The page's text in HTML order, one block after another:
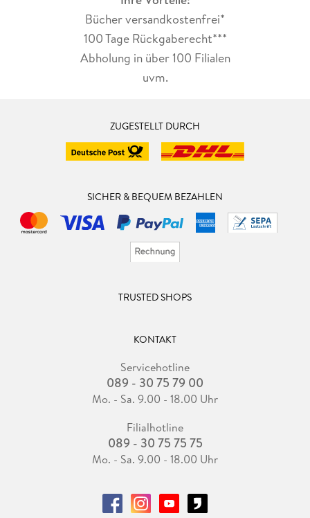
Bücher versandkostenfrei*
100 Tage Rückgaberecht***
Abholung in über 100 Filialen
uvm.
ZUGESTELLT DURCH
SICHER & BEQUEM BEZAHLEN
TRUSTED SHOPS
KONTAKT
Servicehotline
089 - 30 75 79 00
Mo. - Sa. 9.00 - 18.00 Uhr
Filialhotline
089 - 30 75 75 75
Mo. - Sa. 9.00 - 18.00 Uhr